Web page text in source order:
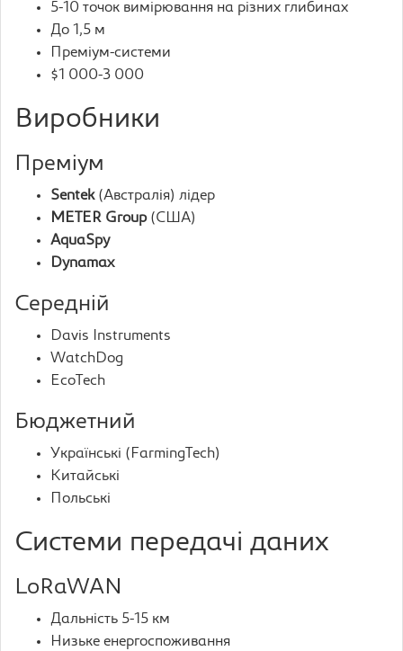
5-10 точок вимірювання на різних глибинах
До 1,5 м
Преміум-системи
$1 000-3 000
Виробники
Преміум
Sentek(Австралія) лідер
METER Group(США)
AquaSpy
Dynamax
Середній
Davis Instruments
WatchDog
EcoTech
Бюджетний
Українські (FarmingTech)
Китайські
Польські
Системи передачі даних
LoRaWAN
Дальність 5-15 км
Низьке енергоспоживання